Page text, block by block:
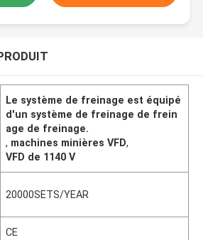
Le système de freinage est équipé
d'un système de freinage de frein
age de freinage.
, machines minières VFD,
VFD de 1140 V
20000SETS/YEAR
CE